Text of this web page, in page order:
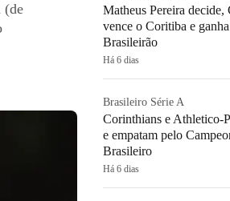
(de
Matheus Pereira decide,
vence o Coritiba e
Brasileirão
Há 6 dias
Brasileiro Série A
Corinthians e Athletico-
e empatam pelo
Brasileiro
Há 6 dias